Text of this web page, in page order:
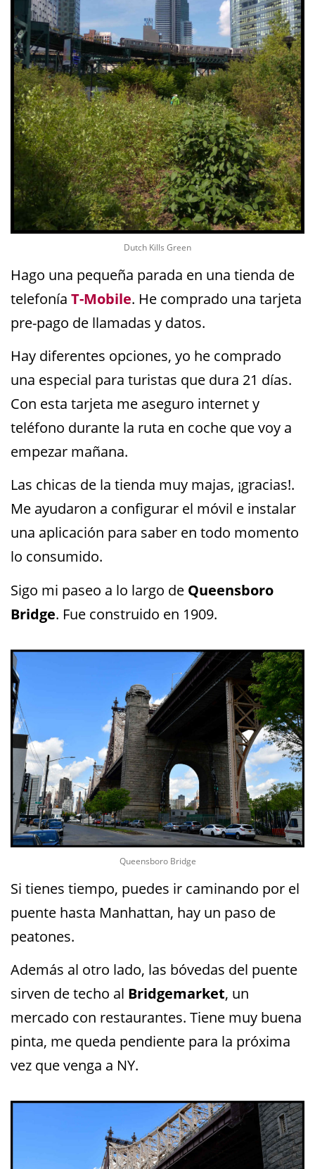
Dutch Kills Green
Hago una pequeña parada en una tienda de
telefonía T-Mobile. He comprado una tarjeta
pre-pago de llamadas y datos.
Hay diferentes opciones, yo he comprado
una especial para turistas que dura 21 días.
Con esta tarjeta me aseguro internet y
teléfono durante la ruta en coche que voy a
empezar mañana.
Las chicas de la tienda muy majas, ¡gracias!.
Me ayudaron a configurar el móvil e instalar
una aplicación para saber en todo momento
lo consumido.
Sigo mi paseo a lo largo de Queensboro
Bridge. Fue construido en 1909.
Queensboro Bridge
Si tienes tiempo, puedes ir caminando por el
puente hasta Manhattan, hay un paso de
peatones.
Además al otro lado, las bóvedas del puente
sirven de techo al Bridgemarket, un
mercado con restaurantes. Tiene muy buena
pinta, me queda pendiente para la próxima
vez que venga a NY.